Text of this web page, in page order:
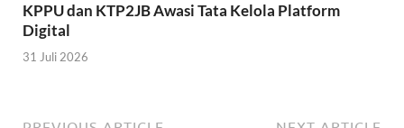
KPPU dan KTP2JB Awasi Tata Kelola Platform
Digital
31 Juli 2026